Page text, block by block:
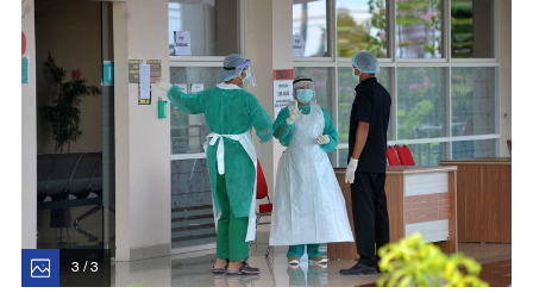
3 / 3